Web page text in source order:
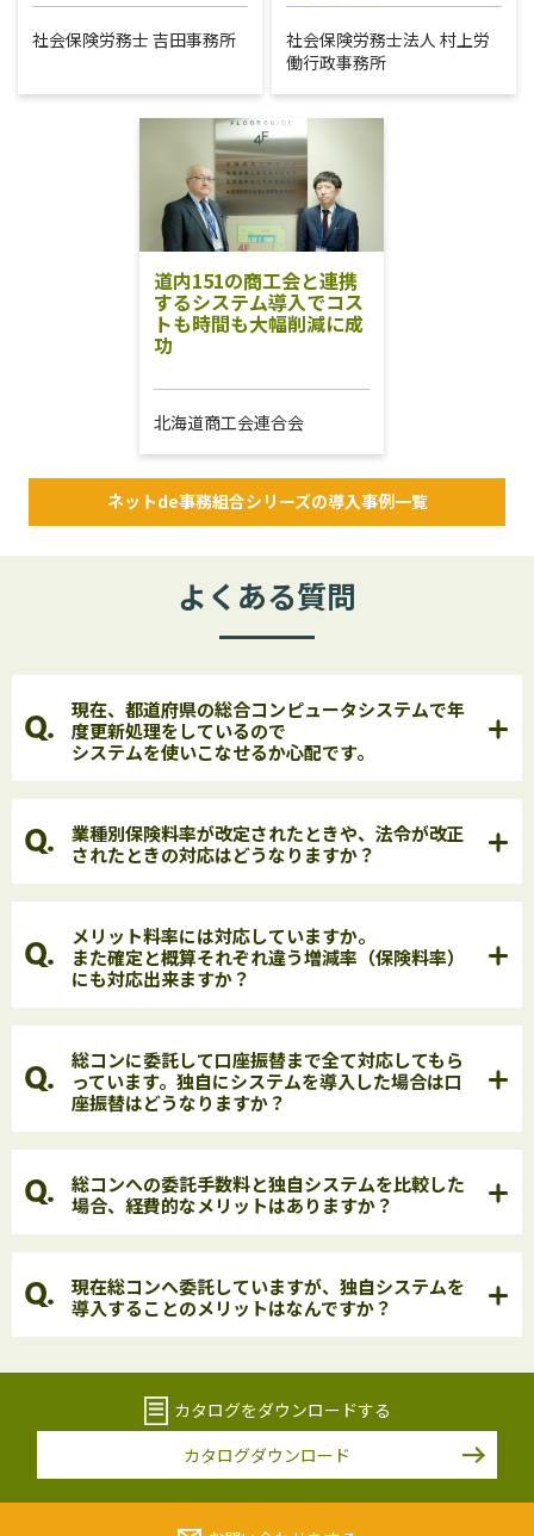
社会保険労務士 吉田事務所
社会保険労務士法人 村上労
働行政事務所
道内151の商工会と連携
するシステム導入でコス
トも時間も大幅削減に成
功
北海道商工会連合会
ネットde事務組合シリーズの導入事例一覧
よくある質問
現在、都道府県の総合コンピュータシステムで年
度更新処理をしているので
システムを使いこなせるか心配です。
業種別保険料率が改定されたときや、法令が改正
されたときの対応はどうなりますか？
メリット料率には対応していますか。
また確定と概算それぞれ違う増減率（保険料率）
にも対応出来ますか？
総コンに委託して口座振替まで全て対応してもら
っています。独自にシステムを導入した場合は口
座振替はどうなりますか？
総コンへの委託手数料と独自システムを比較した
場合、経費的なメリットはありますか？
現在総コンへ委託していますが、独自システムを
導入することのメリットはなんですか？
カタログをダウンロードする
カタログダウンロード